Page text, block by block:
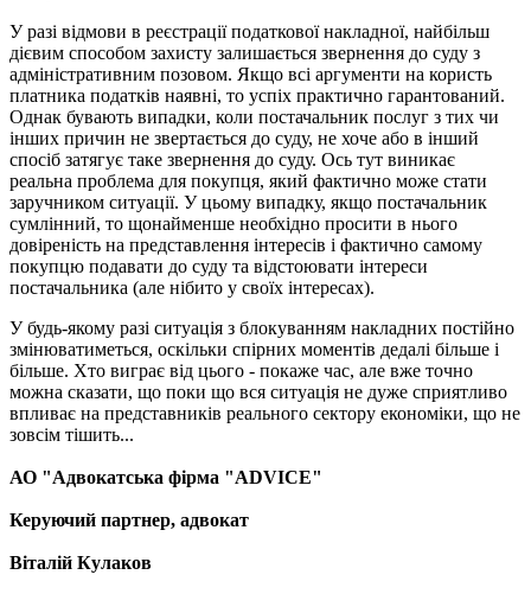
У разі відмови в реєстрації податкової накладної, найбільш
дієвим способом захисту залишається звернення до суду з
адміністративним позовом. Якщо всі аргументи на користь
платника податків наявні, то успіх практично гарантований.
Однак бувають випадки, коли постачальник послуг з тих чи
інших причин не звертається до суду, не хоче або в інший
спосіб затягує таке звернення до суду. Ось тут виникає
реальна проблема для покупця, який фактично може стати
заручником ситуації. У цьому випадку, якщо постачальник
сумлінний, то щонайменше необхідно просити в нього
довіреність на представлення інтересів і фактично самому
покупцю подавати до суду та відстоювати інтереси
постачальника (але нібито у своїх інтересах).
У будь-якому разі ситуація з блокуванням накладних постійно
змінюватиметься, оскільки спірних моментів дедалі більше і
більше. Хто виграє від цього - покаже час, але вже точно
можна сказати, що поки що вся ситуація не дуже сприятливо
впливає на представників реального сектору економіки, що не
зовсім тішить...
АО "Адвокатська фірма "ADVICE"
Керуючий партнер, адвокат
Віталій Кулаков